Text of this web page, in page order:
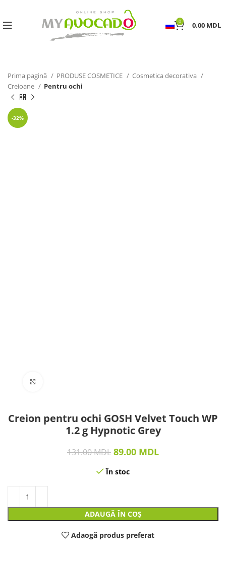
0 0.00 MDL
Prima pagină PRODUSE COSMETICE
Cosmetica decorativa
Creioane
Pentru ochi
-32%
Creion pentru ochi GOSH Velvet Touch WP
1.2 g Hypnotic Grey
131.00MDL 89.00 MDL
În stoc
ADAUGĂ ÎN COȘ
Adaogă produs preferat